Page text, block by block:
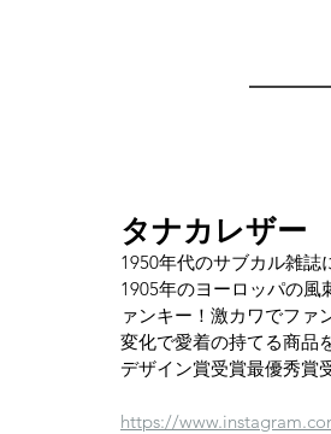
タナカレザー
1950年代のサブカル雑
1905年のヨーロッパの
ァンキー！激カワでファ
変化で愛着の持てる商品
デザイン賞受賞最優秀賞
https://